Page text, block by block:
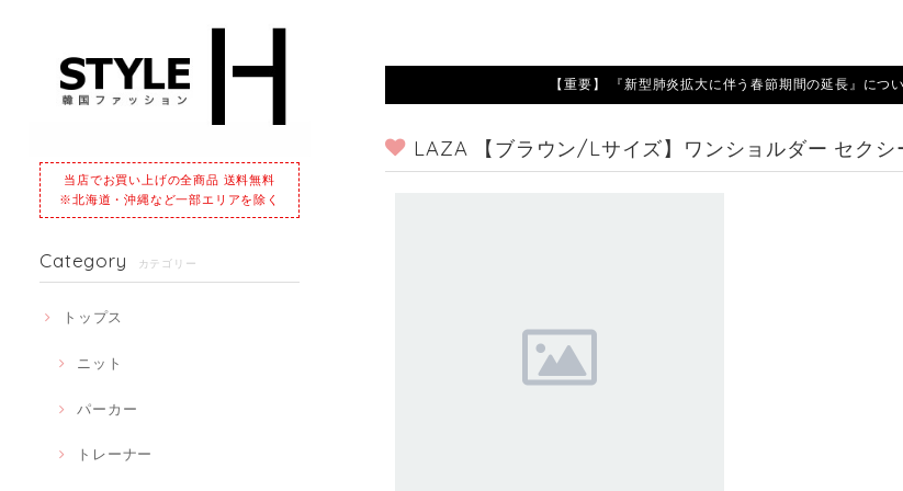
当店でお買い上げの全商品 送料無料
※北海道・沖縄など一部エリアを除く
Category カテゴリー
トップス
ニット
パーカー
トレーナー
【重要】 『新型肺炎拡大に伴う春節期間の延長』に
LAZA 【ブラウン/Lサイズ】ワンショルダー セク